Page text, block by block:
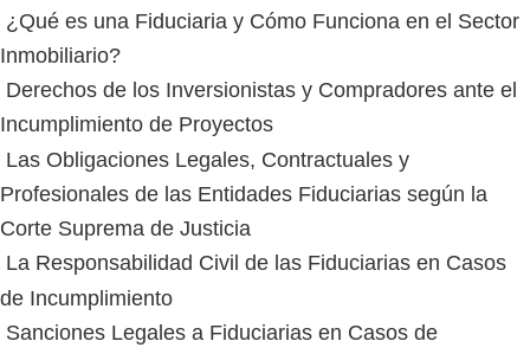
¿Qué es una Fiduciaria y Cómo Funciona en el Sector
Inmobiliario?
Derechos de los Inversionistas y Compradores ante el
Incumplimiento de Proyectos
Las Obligaciones Legales, Contractuales y
Profesionales de las Entidades Fiduciarias según la
Corte Suprema de Justicia
La Responsabilidad Civil de las Fiduciarias en Casos
de Incumplimiento
Sanciones Legales a Fiduciarias en Casos de